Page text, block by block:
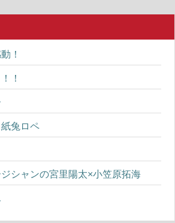
！
！
兔ロペ
シャンの宮里陽太×小笠原拓海